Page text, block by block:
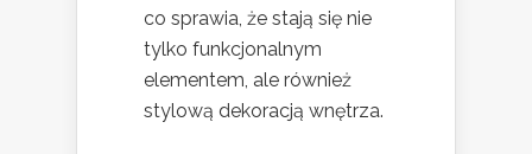
co sprawia, że stają się nie
tylko funkcjonalnym
elementem, ale również
stylową dekoracją wnętrza.